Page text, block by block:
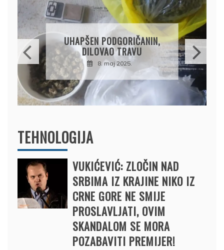
DRŽAVLJANIN RUSIJE
OSUMNJIČEN DA JE
PRODAO TUĐI BMW,
DRŽAVU NAPUSTIO
BRODOM
12. februar 2025.
TEHNOLOGIJA
VUKIĆEVIĆ: ZLOČIN NAD
SRBIMA IZ KRAJINE NIKO IZ
CRNE GORE NE SMIJE
PROSLAVLJATI, OVIM
SKANDALOM SE MORA
POZABAVITI PREMIJER!